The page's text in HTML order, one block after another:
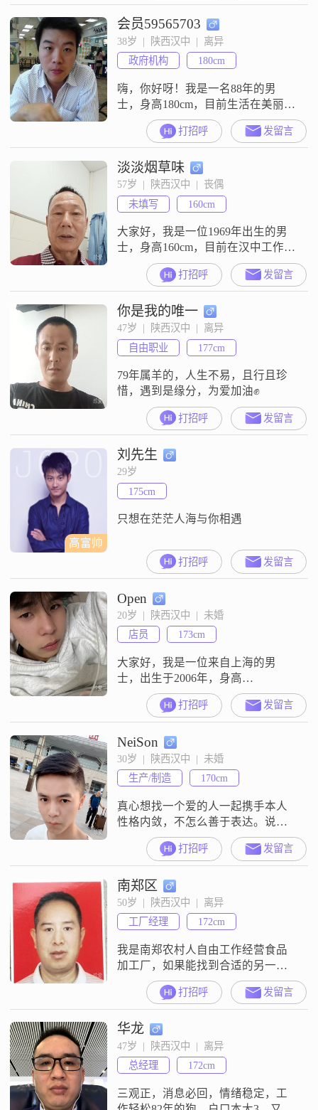
##3002##我觉得自己是个挺不错的
人##3002##性格方面，我稳重可
靠，不会轻易冲动行事##3002##而
且我始终保持着乐观积极的态度，
不管遇到啥困难，都
会员59565703
38岁  |  陕西汉中  |  离异
政府机构
180cm
嗨，你好呀！我是一名88年的男
士，身高180cm，目前生活在美丽的
汉中。我的月收入在8001到12000元
之间，是一名大学本科生。我觉得
自己是个挺有趣的人，幽默风趣，
总是能给身边的人带来欢笑。我特
别注重家庭，认为家庭是最重要的
后盾，所以会尽自己最大的努力去
维护和家人的关系。在生活中，我
是个很乐观积极的人，喜欢活在当
下，
打招呼 发留言
淡淡烟草味
57岁  |  陕西汉中  |  丧偶
未填写
160cm
大家好，我是一位1969年出生的男
士，身高160cm，目前在汉中工作。
我的月收入在5001到8000元之间，
虽然学历是高中及以下，但我一直
保持着稳重可靠的工作态度和生活
方式。在生活中，我特别注重责任
感，无论是对家庭还是对朋友，我
都会尽自己最大的努力去照顾和帮
助。我认为成熟稳重是非常重要的
品质，所以在处理事情时，我总是
会
打招呼 发留言
你是我的唯一
47岁  |  陕西汉中  |  离异
自由职业
177cm
79年属羊的，人生不易，且行且珍
惜，遇到是缘分，为爱加油✊
打招呼 发留言
高富帅
刘先生
29岁
175cm
只想在茫茫人海与你相遇
打招呼 发留言
Open
20岁  |  陕西汉中  |  未婚
店员
173cm
大家好，我是一位来自上海的男
士，出生于2006年，身高
173cm##3002##目前在上海工作，月
收入超过50000元，拥有大学本科学
历##3002##我性格真诚可靠，对待
生活和工作都秉持着活在当下的态
度，追求稳定和安逸##3002##在生
活中，我热爱烹饪，尤其喜欢自己
动手做菜，觉得这是一种放松和享
受的方式##3002
打招呼 发留言
NeiSon
30岁  |  陕西汉中  |  未婚
生产/制造
170cm
真心想找一个爱的人一起携手本人
性格内敛，不怎么善于表达。说的
少，做的多
打招呼 发留言
南郑区
50岁  |  陕西汉中  |  离异
工厂经理
172cm
我是南郑农村人自由工作经营食品
加工厂，如果能找到合适的另一
半，助力我事业发达，有难同当有
福共享的人，我希望找一位勤奋，
有经商当老板愿望的最好，本人自
主创业
打招呼 发留言
华龙
47岁  |  陕西汉中  |  离异
总经理
172cm
三观正，消息必回，情绪稳定，工